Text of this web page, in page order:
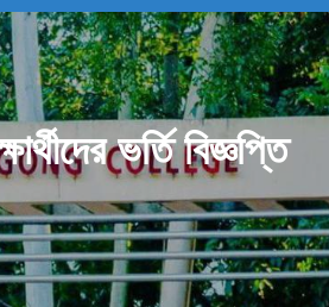
ভর্তি বিজ্ঞপ্তি